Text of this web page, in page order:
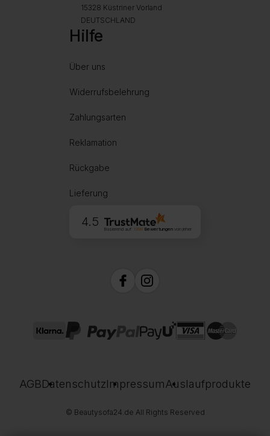
15328 Küstriner Vorland
DEUTSCHLAND
Hilfe
Über uns
Widerrufsbelehrung
Zahlungsarten
Reklamation
Rückgabe
Lieferung
4.5
Basierend auf 1998Bewertungen von jeher
AGBDatenschutzImpressumAuslaufprodukte
© Beautysofa24.de All Rights Reserved